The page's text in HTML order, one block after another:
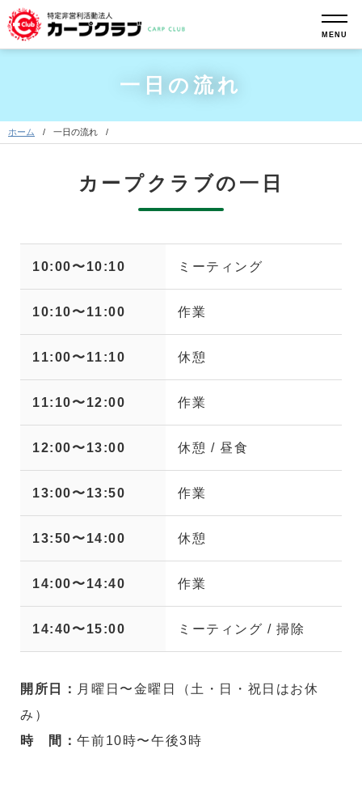
MENU
一日の流れ
ホーム 一日の流れ
カープクラブの一日
10:00〜10:10 ミーティング
10:10〜11:00 作業
11:00〜11:10 休憩
11:10〜12:00 作業
12:00〜13:00 休憩 / 昼食
13:00〜13:50 作業
13:50〜14:00 休憩
14:00〜14:40 作業
14:40〜15:00 ミーティング / 掃除
開所日： 月曜日〜金曜日（土・日・祝日はお休
み）
時 間：午前10時〜午後3時